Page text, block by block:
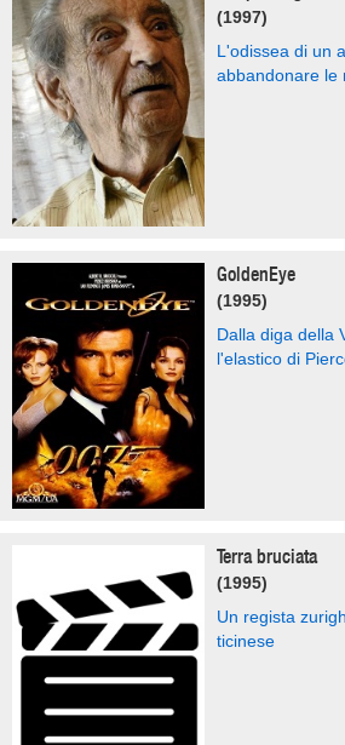
(1997)
L'odissea di un
abbandonare le
GoldenEye
(1995)
Dalla diga della
l'elastico di
Terra bruciata
(1995)
Un regista
ticinese